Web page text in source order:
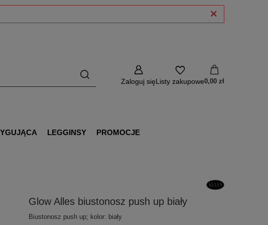
Zaloguj sięListy zakupowe0,00 zł
LEGGINSY PROMOCJE
Glow Alles biustonosz push up biały
Biustonosz push up; kolor: biały